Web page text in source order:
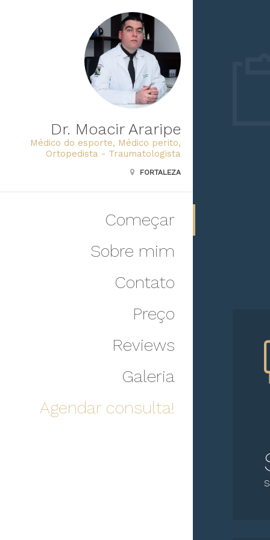
Dr. Moacir Araripe
Médico do esporte, Médico perito,
Ortopedista - Traumatologista
FORTALEZA
Começar
Sobre mim
Contato
Preço
Reviews
Galeria
Agendar consulta!